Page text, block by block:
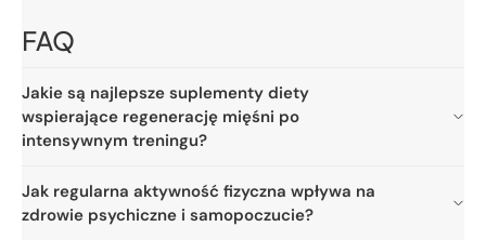
FAQ
Jakie są najlepsze suplementy diety
wspierające regenerację mięśni po
intensywnym treningu?
Jak regularna aktywność fizyczna wpływa na
zdrowie psychiczne i samopoczucie?